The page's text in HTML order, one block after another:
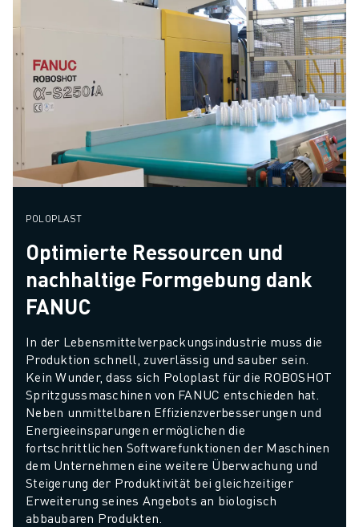
POLOPLAST
Optimierte Ressourcen und
nachhaltige Formgebung dank
FANUC
In der Lebensmittelverpackungsindustrie muss die
Produktion schnell, zuverlässig und sauber sein.
Kein Wunder, dass sich Poloplast für die ROBOSHOT
Spritzgussmaschinen von FANUC entschieden hat.
Neben unmittelbaren Effizienzverbesserungen und
Energieeinsparungen ermöglichen die
fortschrittlichen Softwarefunktionen der Maschinen
dem Unternehmen eine weitere Überwachung und
Steigerung der Produktivität bei gleichzeitiger
Erweiterung seines Angebots an biologisch
abbaubaren Produkten.